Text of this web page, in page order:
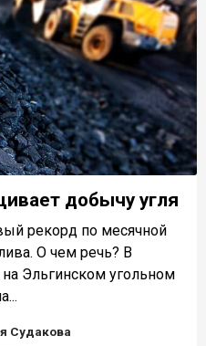
добычу угля
рекорд по месячной
О чем речь? В
Эльгинском угольном
Судакова